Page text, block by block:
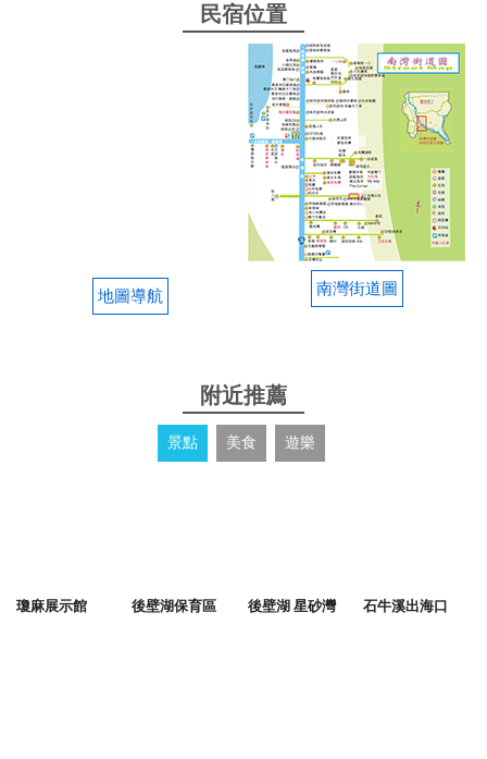
民宿位置
地圖導航 南灣街道圖
附近推薦
景點 美食 遊樂
瓊麻展示館 後壁湖保育區 後壁湖 星砂灣 石牛溪出海口